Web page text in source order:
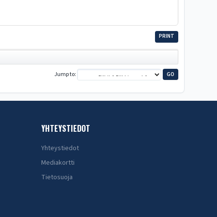
PRINT
Jump to
YHTEYSTIEDOT
Yhteystiedot
Mediakortti
Tietosuoja